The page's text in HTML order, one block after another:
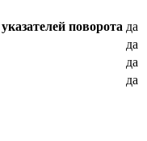
поворота да
да
да
да